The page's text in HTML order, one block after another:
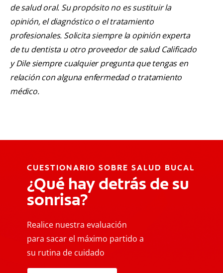
de salud oral. Su propósito no es sustituir la
opinión, el diagnóstico o el tratamiento
profesionales. Solicita siempre la opinión experta
de tu dentista u otro proveedor de salud Calificado
y Dile siempre cualquier pregunta que tengas en
relación con alguna enfermedad o tratamiento
médico.
CUESTIONARIO SOBRE SALUD BUCAL
¿Qué hay detrás de su
sonrisa?
Realice nuestra evaluación
para sacar el máximo partido a
su rutina de cuidado